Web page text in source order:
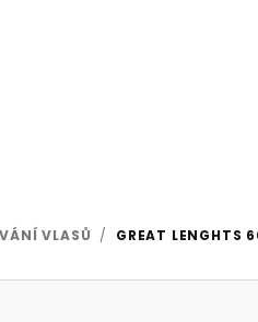
VLASŮ / GREAT LENGHTS